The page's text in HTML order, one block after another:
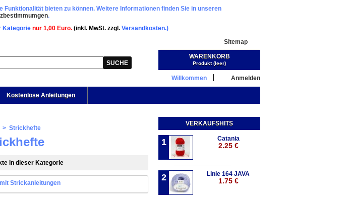
bieten zu können. Weitere Informationen finden Sie in unseren
.
Kategorie nur 1,00 Euro. (inkl. MwSt. zzgl. Versandkosten.)
Sitemap
Warenkorb:(Leer)
Willkommen Anmelden
Kostenlose Anleitungen
WARENKORB
Produkt (leer)
> Strickhefte
in dieser Kategorie
Strickanleitungen
VERKAUFSHITS
1 Catania
2.25 €
2 Linie 164 JAVA
1.75 €